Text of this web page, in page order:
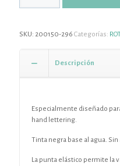
SKU: 200150-296 Categorías:
Descripción
Especialmente diseñado
hand lettering.
Tinta negra base al agua. Sin
La punta elástico permite la